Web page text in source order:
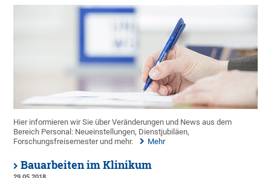
Hier informieren wir Sie über Veränderungen und News aus dem
Bereich Personal: Neueinstellungen, Dienstjubiläen,
Forschungsfreisemester und mehr.
Mehr
Bauarbeiten im Klinikum